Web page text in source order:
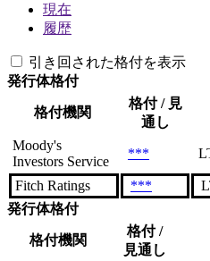
現在
履歴
引き回された格付を表示
発行体格付
格付機関
格付 / 見
通し
Moody's
Investors Service
***
Fitch Ratings ***
発行体格付
格付機関
格付 /
見通し